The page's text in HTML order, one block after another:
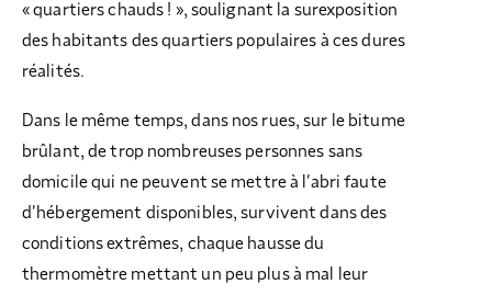
« quartiers chauds ! », soulignant la surexposition
des habitants des quartiers populaires à ces dures
réalités.
Dans le même temps, dans nos rues, sur le bitume
brûlant, de trop nombreuses personnes sans
domicile qui ne peuvent se mettre à l’abri faute
d’hébergement disponibles, survivent dans des
conditions extrêmes, chaque hausse du
thermomètre mettant un peu plus à mal leur